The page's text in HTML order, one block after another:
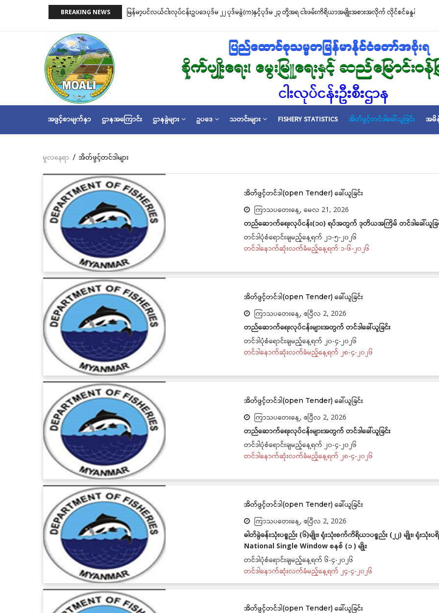
BREAKING NEWS
နှင့် ငါးမဖမ်းရဧရိယာ(Closed Area
မြန်မာ့ပင်လယ်ငါးလုပ်ငန်းဥပဒေပုဒ်မ ၂၂ ပုဒ်မခွဲ(က)နှင့်ပုဒ်မ ၂၃ တို့အရ ငါးဖမ်းကိရိယာအမျိုးအစားအလိုက် လိုင်စင်ခနှုန်းထားမျ
MAIN
NAVIGATION
အဖွင့်စာမျက်နှာ ဌာနအကြောင်း ဌာနခွဲများ ဥပဒေ သတင်းများ FISHERY STATISTICS အိတ်ဖွင့်တင်ဒါခေါ်ယူခြင်း အမိ
Breadcrumb
မူလနေရာ / အိတ်ဖွင့်တင်ဒါများ
အိတ်ဖွင့်တင်ဒါ(open Tender) ခေါ်ယူခြင်း
ကြာသပတေးနေ့, မေလ 21, 2026
တည်ဆောက်ရေးလုပ်ငန်း(၁၀) ရပ်အတွက် ဒုတိယအကြိမ် တင်ဒါခေါ်ယူခြ
တင်ဒါပုံစံရောင်းချမည့်နေ့ရက် ၂၁-၅-၂၀၂၆
တင်ဒါနောက်ဆုံးလက်ခံမည့်နေ့ရက် ၁-၆-၂၀၂၆
အိတ်ဖွင့်တင်ဒါ(open Tender) ခေါ်ယူခြင်း
ကြာသပတေးနေ့, ဧပြီလ 2, 2026
တည်ဆောက်ရေးလုပ်ငန်းများအတွက် တင်ဒါခေါ်ယူခြင်း
တင်ဒါပုံစံရောင်းချမည့်နေ့ရက် ၂၀-၄-၂၀၂၆
တင်ဒါနောက်ဆုံးလက်ခံမည့်နေ့ရက် ၂၈-၄-၂၀၂၆
အိတ်ဖွင့်တင်ဒါ(open Tender) ခေါ်ယူခြင်း
ကြာသပတေးနေ့, ဧပြီလ 2, 2026
တည်ဆောက်ရေးလုပ်ငန်းများအတွက် တင်ဒါခေါ်ယူခြင်း
တင်ဒါပုံစံရောင်းချမည့်နေ့ရက် ၂၀-၄-၂၀၂၆
တင်ဒါနောက်ဆုံးလက်ခံမည့်နေ့ရက် ၂၈-၄-၂၀၂၆
အိတ်ဖွင့်တင်ဒါ(open Tender) ခေါ်ယူခြင်း
ကြာသပတေးနေ့, ဧပြီလ 2, 2026
ဓါတ်ခွဲခန်းသုံးပစ္စည်း (၆)မျိုး၊ ရုံးသုံးစက်ကိရိယာပစ္စည်း (၂၂) မျိုး၊ ရုံးသုံး
National Single Window စနစ် (၁ ) မျိုး
တင်ဒါပုံစံရောင်းချမည့်နေ့ရက် ၆-၄-၂၀၂၆
တင်ဒါနောက်ဆုံးလက်ခံမည့်နေ့ရက် ၂၄-၄-၂၀၂၆
အိတ်ဖွင့်တင်ဒါ(open Tender) ခေါ်ယူခြင်း